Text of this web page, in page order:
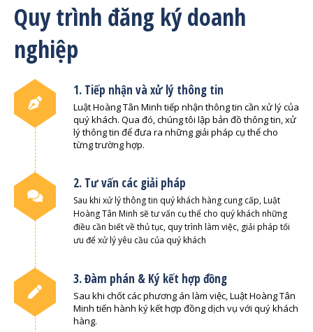
Quy trình đăng ký doanh
nghiệp
1. Tiếp nhận và xử lý thông tin
Luật Hoàng Tân Minh tiếp nhận thông tin cần xử lý của
quý khách. Qua đó, chúng tôi lập bản đồ thông tin, xử
lý thông tin để đưa ra những giải pháp cụ thể cho
từng trường hợp.
2. Tư vấn các giải pháp
Sau khi xử lý thông tin quý khách hàng cung cấp, Luật
Hoàng Tân Minh sẽ tư vấn cụ thể cho quý khách những
điều cần biết về thủ tục, quy trình làm việc, giải pháp tối
ưu để xử lý yêu cầu của quý khách
3. Đàm phán & Ký kết hợp đồng
Sau khi chốt các phương án làm việc, Luật Hoàng Tân
Minh tiến hành ký kết hợp đồng dịch vụ với quý khách
hàng.